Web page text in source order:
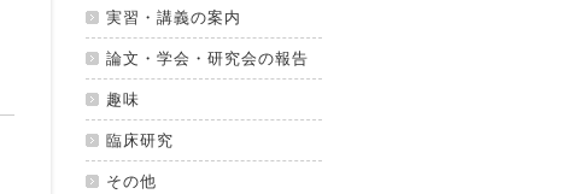
実習・講義の案内
論文・学会・研究会の報告
趣味
臨床研究
その他